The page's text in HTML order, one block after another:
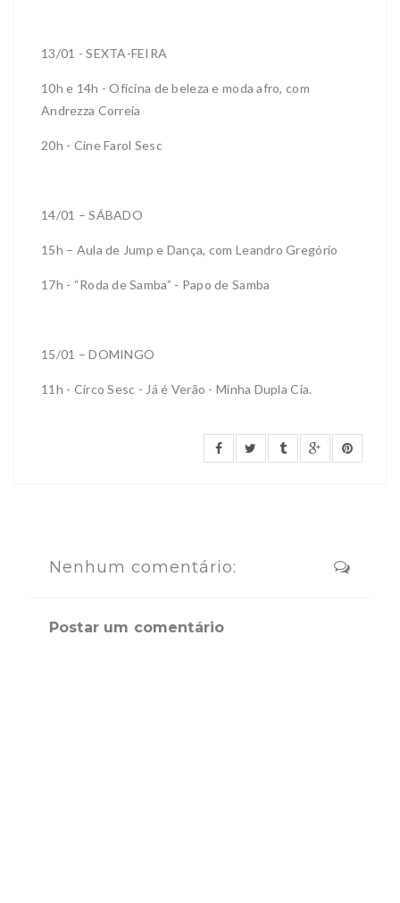
13/01 - SEXTA-FEIRA
10h e 14h - Oficina de beleza e moda afro, com
Andrezza Correia
20h - Cine Farol Sesc
14/01 – SÁBADO
15h – Aula de Jump e Dança, com Leandro Gregório
17h - “Roda de Samba” - Papo de Samba
15/01 – DOMINGO
11h - Circo Sesc - Já é Verão - Minha Dupla Cia.
Nenhum comentário:
Postar um comentário